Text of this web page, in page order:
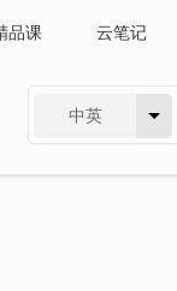
品课 云笔记
中英